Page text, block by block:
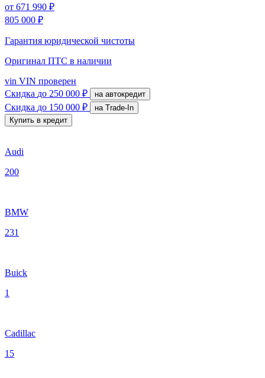
от 671 990 ₽
805 000 ₽
Гарантия юридической чистоты
Оригинал ПТС в наличии
vin VIN проверен
Скидка до 250 000 ₽ на автокредит
Скидка до 150 000 ₽
на Trade-In
Купить в кредит
Audi
200
BMW
231
Buick
1
Cadillac
15